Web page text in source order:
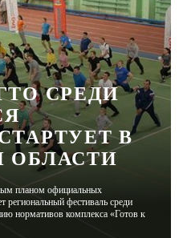
СТИЛЬ ЖИЗНИ
ХАЙП
ЧЕЛОВЕК ОСОБЕННЫЙ
КУЛЬТ ЕДЫ
АФИША
СРЕДИ
В
ОБЛАСТИ
планом официальных
региональный фестиваль среди
нормативов комплекса «Готов к